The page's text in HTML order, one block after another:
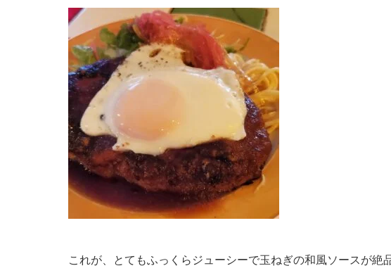
これが、とてもふっくらジューシーで玉ねぎの和風ソースが絶品